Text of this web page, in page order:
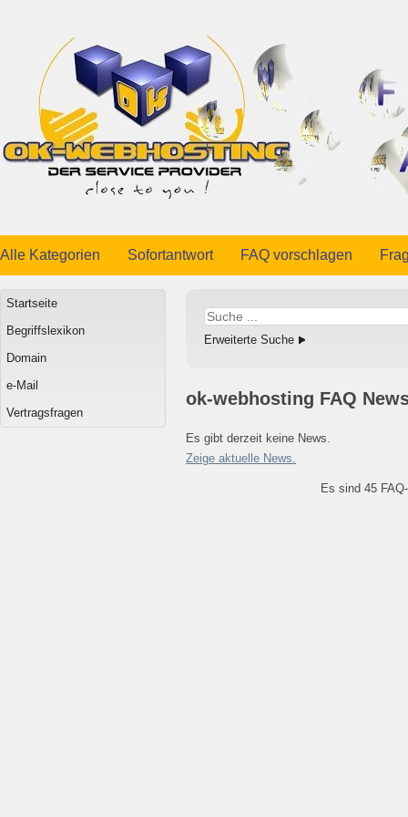
Alle Kategorien Sofortantwort FAQ vorschlagen
Startseite
Begriffslexikon
Domain
e-Mail
Vertragsfragen
Erweiterte Suche
ok-webhosting FAQ
Es gibt derzeit keine News.
Zeige aktuelle News.
Es sind 45